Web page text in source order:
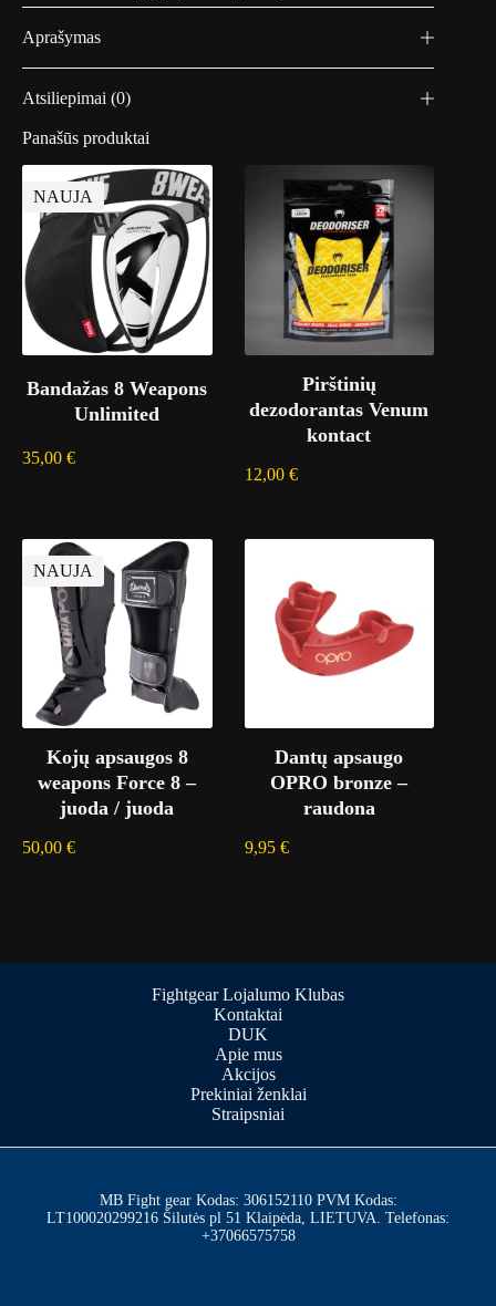
Aprašymas
Atsiliepimai (0)
Panašūs produktai
NAUJA
Bandažas 8 Weapons
Unlimited
35,00 €
Pirštinių
dezodorantas Venum
kontact
12,00 €
NAUJA
Kojų apsaugos 8
weapons Force 8 –
juoda / juoda
50,00 €
Dantų apsaugo
OPRO bronze –
raudona
9,95 €
Fightgear Lojalumo Klubas
Kontaktai
DUK
Apie mus
Akcijos
Prekiniai ženklai
Straipsniai
MB Fight gear Kodas: 306152110 PVM Kodas:
LT100020299216 Šilutės pl 51 Klaipėda, LIETUVA. Telefonas:
+37066575758